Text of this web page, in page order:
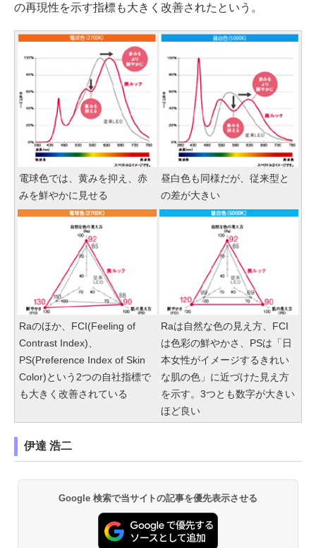
の再現性を示す指標も大きく改善されたという。
電球色では、黄みを抑え、赤
みを鮮やかに見せる
昼白色も同様だが、従来型と
の差が大きい
Raのほか、FCI(Feeling of
Contrast Index)、
PS(Preference Index of Skin
Color)という2つの自社指標で
も大きく改善されている
Raは自然な色の見え方、FCI
は色彩の鮮やかさ、PSは「日
本女性がイメージするきれい
な肌の色」に近づけた見え方
を示す。3つとも数字が大きい
ほど良い
伊達 浩二
Google 検索で当サイトの記事を優先表示させる